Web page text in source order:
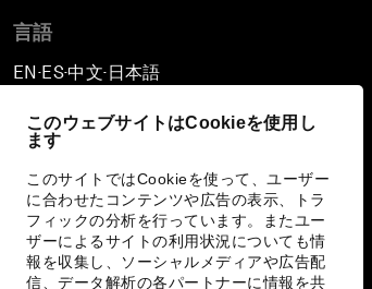
このウェブサイトはCookieを使用し
ます
このサイトではCookieを使って、ユーザー
に合わせたコンテンツや広告の表示、トラ
フィックの分析を行っています。またユー
ザーによるサイトの利用状況についても情
報を収集し、ソーシャルメディアや広告配
信、データ解析の各パートナーに情報を共
言語
EN ▪ES▪中文▪ 日本語